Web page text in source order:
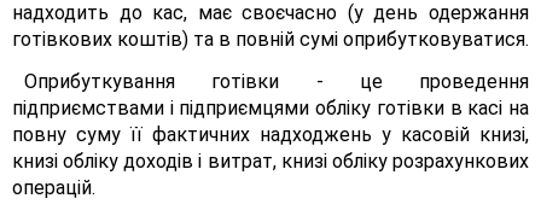
надходить до кас, має своєчасно (у день одержання
готівкових коштів) та в повній сумі оприбутковуватися.
Оприбуткування готівки - це проведення
підприємствами і підприємцями обліку готівки в касі на
повну суму її фактичних надходжень у касовій книзі,
книзі обліку доходів і витрат, книзі обліку розрахункових
операцій.